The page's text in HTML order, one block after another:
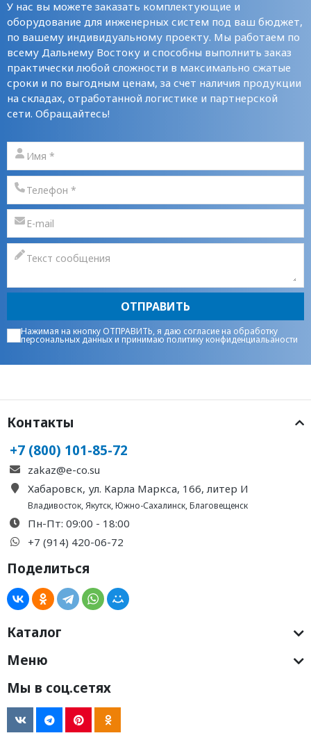
У нас вы можете заказать комплектующие и
оборудование для инженерных систем под ваш бюджет,
по вашему индивидуальному проекту. Мы работаем по
всему Дальнему Востоку и способны выполнить заказ
практически любой сложности в максимально сжатые
сроки и по выгодным ценам, за счет наличия продукции
на складах, отработанной логистике и партнерской
сети. Обращайтесь!
ОТПРАВИТЬ
Нажимая на кнопку ОТПРАВИТЬ, я даю согласие на обработку
персональных данныхи принимаюполитику конфиденциальаности
Контакты
+7 (800) 101-85-72
zakaz@e-co.su
Хабаровск, ул. Карла Маркса, 166, литер И
Владивосток,Якутск,Южно-Сахалинск,Благовещенск
Пн-Пт: 09:00 - 18:00
+7 (914) 420-06-72
Поделиться
Каталог
Меню
Мы в соц.сетях